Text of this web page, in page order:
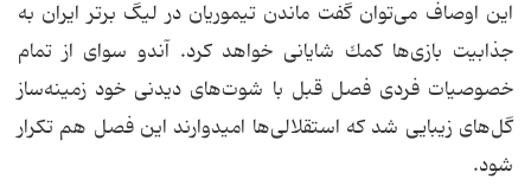
این اوصاف می‌توان گفت ماندن تیموریان در لیگ ‌برتر ایران به
جذابیت بازی‌ها كمك شایانی خواهد كرد. آندو سوای از تمام
خصوصیات فردی فصل قبل با شوت‌های دیدنی خود زمینه‌ساز
گل‌های زیبایی شد كه استقلالی‌ها امیدوارند این فصل هم تكرار
شود.